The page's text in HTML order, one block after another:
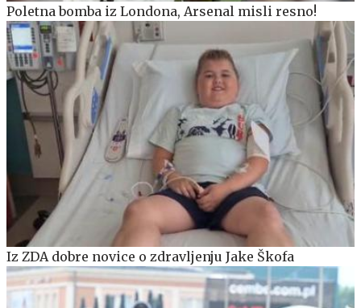
Poletna bomba iz Londona, Arsenal misli resno!
Iz ZDA dobre novice o zdravljenju Jake Škofa